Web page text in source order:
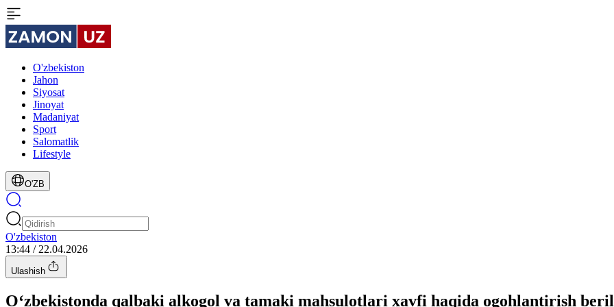
O'zbekiston
Jahon
Siyosat
Jinoyat
Madaniyat
Sport
Salomatlik
Lifestyle
O'ZB
O'zbekiston
13:44 / 22.04.2026
Ulashish
O‘zbekistonda qalbaki alkogol va tamaki mahsulotlari xavfi haqida ogohlantirish